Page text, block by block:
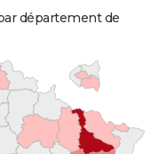
département de